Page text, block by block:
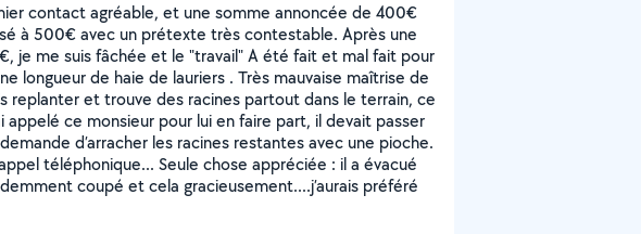
contact agréable, et une somme annoncée de 400€
à 500€ avec un prétexte très contestable. Après une
je me suis fâchée et le "travail" A été fait et mal fait pour
longueur de haie de lauriers . Très mauvaise maîtrise de
replanter et trouve des racines partout dans le terrain, ce
appelé ce monsieur pour lui en faire part, il devait passer
d’arracher les racines restantes avec une pioche.
téléphonique... Seule chose appréciée : il a évacué
coupé et cela gracieusement....j’aurais préféré